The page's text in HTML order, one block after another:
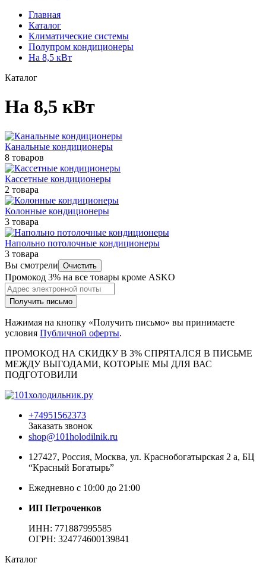
Главная
Каталог
Климатические системы
Полупром кондиционеры
На 8,5 кВт
Каталог
На 8,5 кВт
Канальные кондиционеры
8 товаров
Кассетные кондиционеры
2 товара
Колонные кондиционеры
3 товара
Напольно потолочные кондиционеры
3 товара
Вы смотрели Очистить
Промокод 3% на все товары кроме ASKO
Получить письмо
Нажимая на кнопку «Получить письмо» вы принимаете
условия Публичной оферты.
ПРОМОКОД НА СКИДКУ В 3% СПРЯТАЛСЯ В ПИCЬМЕ
МЕЖДУ ВЫГОДАМИ, КОТОРЫЕ МЫ ДЛЯ ВАС
ПОДГОТОВИЛИ
+74951562373
Заказать звонок
shop@101holodilnik.ru
127427, Россия, Москва, ул. Краснобогатырская 2 а, БЦ
“Красный Богатырь”
Ежедневно с 10:00 до 21:00
ИП Петроченков
ИНН: 771887995585
ОГРН: 324774600139841
Каталог